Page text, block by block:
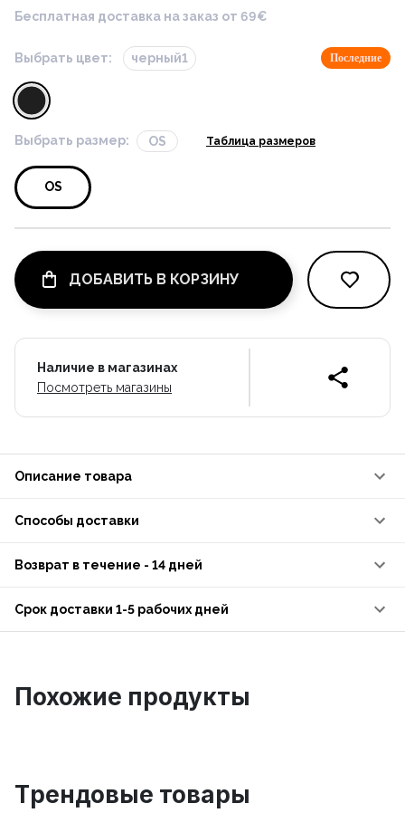
Бесплатная доставка на заказ от 69€
Выбрать цвет: черный1 Последние
Выбрать размер: OS Таблица размеров
OS
ДОБАВИТЬ В КОРЗИНУ
Наличие в магазинах
Посмотреть магазины
Описание товара
Способы доставки
Возврат в течение - 14 дней
Срок доставки 1-5 рабочих дней
Похожие продукты
Tрендовые товары